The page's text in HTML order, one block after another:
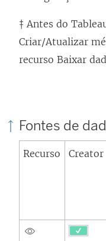
‡ Antes do
Criar/Atualizar
recurso Baixar
Fontes de
Recurso Creator